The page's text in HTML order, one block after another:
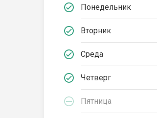
Понедельник
Вторник
Среда
Четверг
Пятница